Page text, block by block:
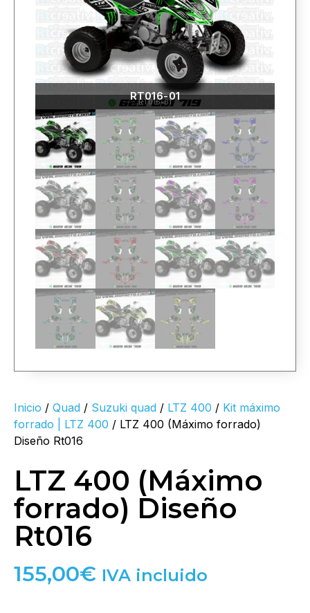
Inicio / Quad / Suzuki quad / LTZ 400 / Kit máximo
forrado | LTZ 400 / LTZ 400 (Máximo forrado)
Diseño Rt016
LTZ 400 (Máximo
forrado) Diseño
Rt016
155,00€ IVA incluido
RT016-01
RT016-01